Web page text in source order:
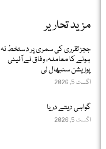
مزید تحاریر
ججز تقرری کی سمری پر دستخط نہ
ہونے کا معاملہ، وفاق نے آئینی
پوزیشن سنبھال لی
اگست 5, 2026
گواہی دیتے دریا
اگست 5, 2026